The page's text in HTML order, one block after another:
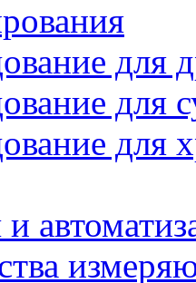
для
для
для